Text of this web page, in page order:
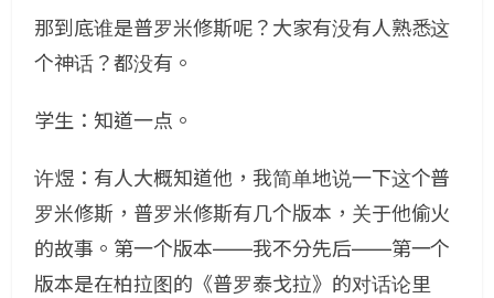
那到底谁是普罗米修斯呢？大家有没有人熟悉这
个神话？都没有。
学生：知道一点。
许煜：有人大概知道他，我简单地说一下这个普
罗米修斯，普罗米修斯有几个版本，关于他偷火
的故事。第一个版本——我不分先后——第一个
版本是在柏拉图的《普罗泰戈拉》的对话论里